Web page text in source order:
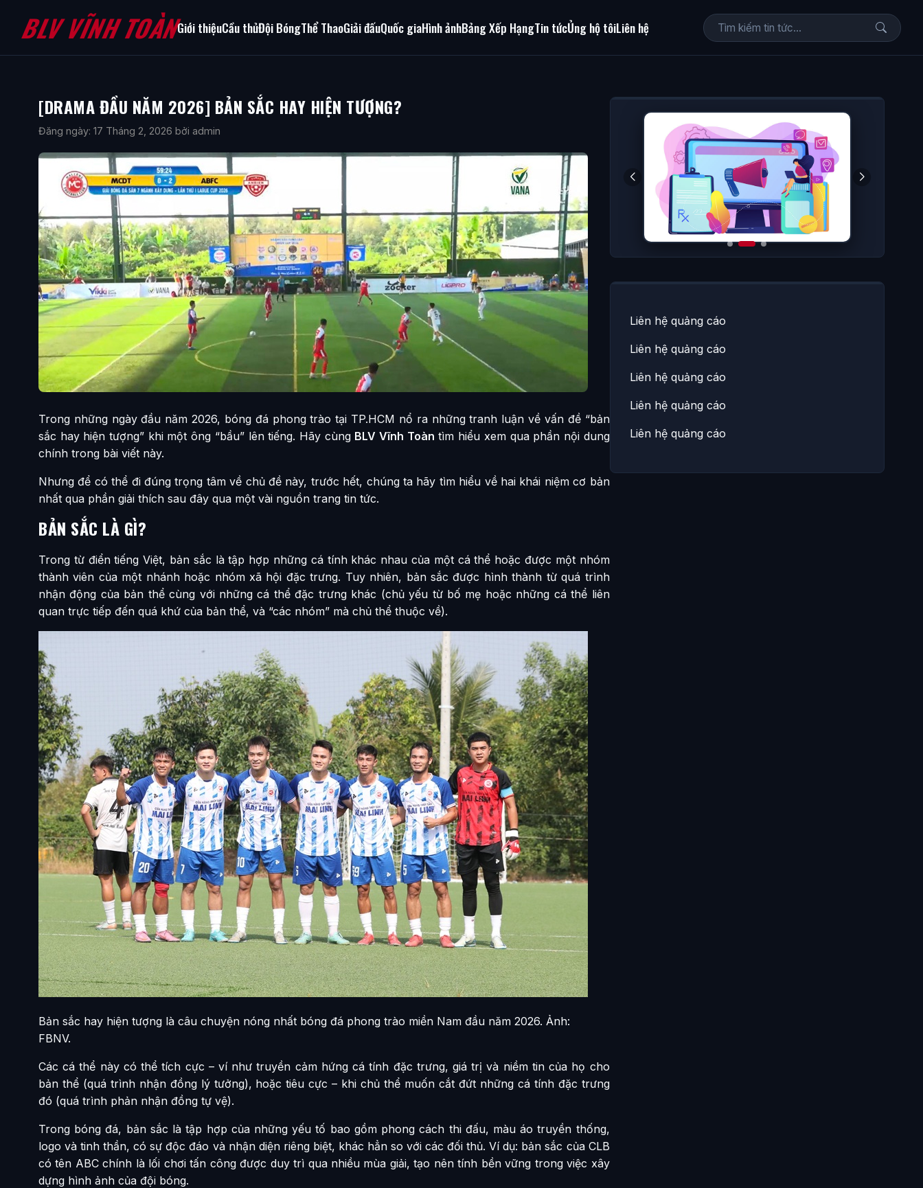
BLV VĨNH TOÀNGiới thiệuCầu thủĐội BóngThể ThaoGiải đấuQuốc giaHình ảnhBảng Xếp HạngTin tứcỦng hộ tôiLiên hệ
[DRAMA ĐẦU NĂM 2026] BẢN SẮC HAY HIỆN TƯỢNG?
Đăng ngày: 17 Tháng 2, 2026 bởi admin
Trong những ngày đầu năm 2026, bóng đá phong trào tại TP.HCM nổ ra những tranh luận về vấn đề “bản
sắc hay hiện tượng” khi một ông “bầu” lên tiếng. Hãy cùng BLV Vĩnh Toàn tìm hiểu xem qua phần nội dung
chính trong bài viết này.
Nhưng để có thể đi đúng trọng tâm về chủ đề này, trước hết, chúng ta hãy tìm hiểu về hai khái niệm cơ bản
nhất qua phần giải thích sau đây qua một vài nguồn trang tin tức.
BẢN SẮC LÀ GÌ?
Trong từ điển tiếng Việt, bản sắc là tập hợp những cá tính khác nhau của một cá thể hoặc được một nhóm
thành viên của một nhánh hoặc nhóm xã hội đặc trưng. Tuy nhiên, bản sắc được hình thành từ quá trình
nhận động của bản thể cùng với những cá thể đặc trưng khác (chủ yếu từ bố mẹ hoặc những cá thể liên
quan trực tiếp đến quá khứ của bản thể, và “các nhóm” mà chủ thể thuộc về).
Bản sắc hay hiện tượng là câu chuyện nóng nhất bóng đá phong trào miền Nam đầu năm 2026. Ảnh:
FBNV.
Các cá thể này có thể tích cực – ví như truyền cảm hứng cá tính đặc trưng, giá trị và niềm tin của họ cho
bản thể (quá trình nhận đồng lý tưởng), hoặc tiêu cực – khi chủ thể muốn cắt đứt những cá tính đặc trưng
đó (quá trình phản nhận đồng tự vệ).
Trong bóng đá, bản sắc là tập hợp của những yếu tố bao gồm phong cách thi đấu, màu áo truyền thống,
logo và tinh thần, có sự độc đáo và nhận diện riêng biệt, khác hẳn so với các đối thủ. Ví dụ: bản sắc của CLB
có tên ABC chính là lối chơi tấn công được duy trì qua nhiều mùa giải, tạo nên tính bền vững trong việc xây
dựng hình ảnh của đội bóng.
Liên hệ quảng cáo
Liên hệ quảng cáo
Liên hệ quảng cáo
Liên hệ quảng cáo
Liên hệ quảng cáo